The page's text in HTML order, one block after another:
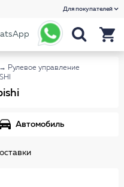
Для покупателей
→ Рулевое управление
Автомобиль